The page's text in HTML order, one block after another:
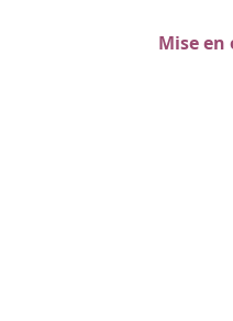
Mise en
Répartir
Suivre
Vérifier la